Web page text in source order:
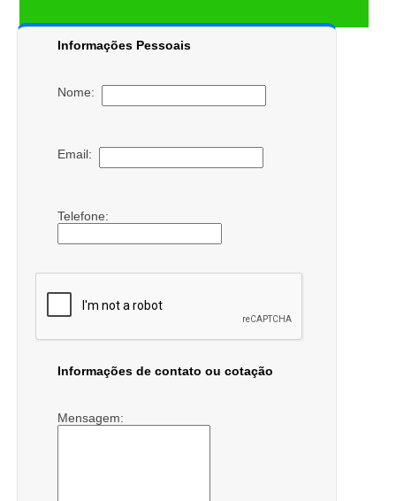
Informações Pessoais
Nome:
Email:
Telefone:
Informações de contato ou cotação
Mensagem: